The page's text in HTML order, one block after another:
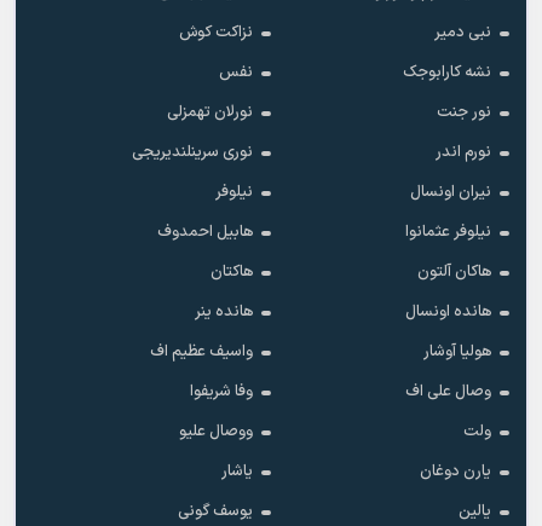
نبی دمیر
نزاکت کوش
نشه کارابوجک
نفس
نور جنت
نورلان تهمزلی
نورم اندر
نوری سرینلندیریجی
نیران اونسال
نیلوفر
نیلوفر عثمانوا
هابیل احمدوف
هاکان آلتون
هاکتان
هانده اونسال
هانده ینر
هولیا آوشار
واسیف عظیم اف
وصال علی اف
وفا شریفوا
ولت
ووصال علیو
یارن دوغان
یاشار
یالین
یوسف گونی